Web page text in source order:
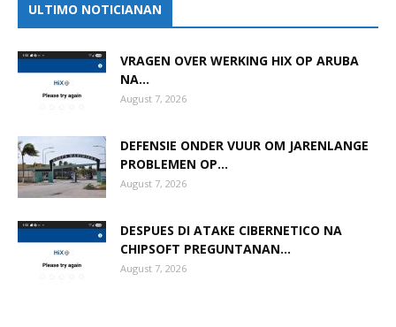
ULTIMO NOTICIANAN
VRAGEN OVER WERKING HIX OP ARUBA
NA...
August 7, 2026
DEFENSIE ONDER VUUR OM JARENLANGE
PROBLEMEN OP...
August 7, 2026
DESPUES DI ATAKE CIBERNETICO NA
CHIPSOFT PREGUNTANAN...
August 7, 2026